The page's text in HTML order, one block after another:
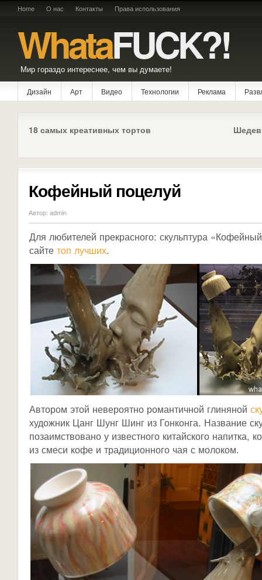
Home О нас Контакты Права использования
WhataFUCK?!
Мир гораздо интереснее, чем вы думаете!
Дизайн Арт Видео Технологии Реклама
18 самых креативных тортов
Кофейный поцелуй
Автор: admin
Для любителей прекрасного: скульптура
сайте топ лучших.
Автором этой невероятно романтичной глиняной
художник Цанг Шунг Шинг из Гонконга. Название
позаимствовано у известного китайского напитка,
из смеси кофе и традиционного чая с молоком.